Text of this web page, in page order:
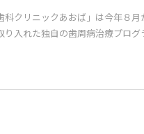
科クリニックあおば」は今年８月
り入れた独自の歯周病治療プログ